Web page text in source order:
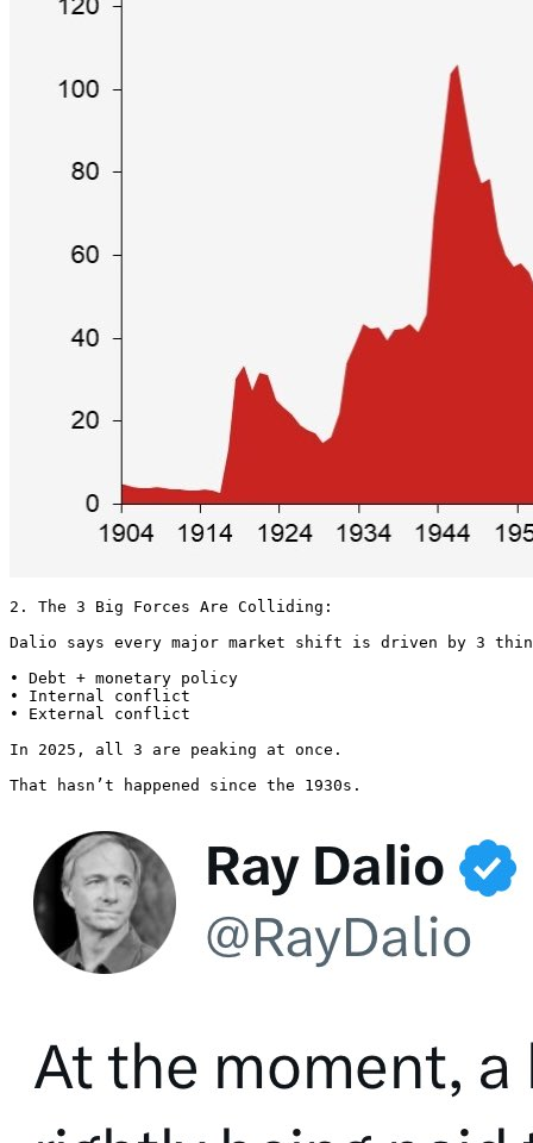
2. The 3 Big Forces Are Colliding:
Dalio says every major market shift is driven by 3
• Debt + monetary policy
• Internal conflict
• External conflict
In 2025, all 3 are peaking at once.
That hasn’t happened since the 1930s.